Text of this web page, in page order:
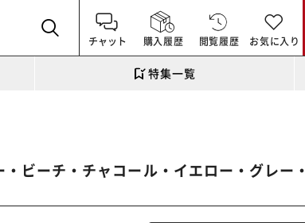
チャット 購入履歴 閲覧履歴 お気に入り
特集一覧
ビーチ・チャコール・イエロー・グレー・